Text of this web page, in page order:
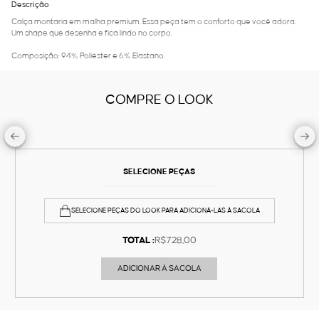
Descrição
Calça montaria em malha premium. Essa peça tem o conforto que você adora.
Um shape que desenha e fica lindo no corpo.
Composição: 94% Poliéster e 6% Elastano.
COMPRE O LOOK
SELECIONE PEÇAS
SELECIONE PEÇAS DO LOOK PARA ADICIONÁ-LAS À SACOLA
TOTAL :R$728,00
ADICIONAR À SACOLA